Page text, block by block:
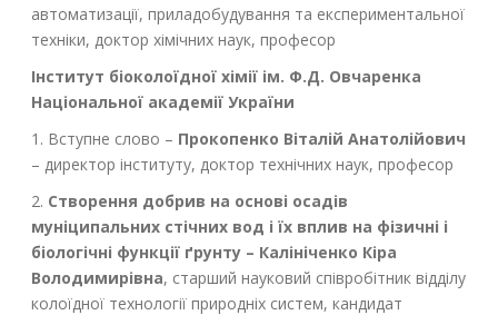
автоматизації, приладобудування та експериментальної
техніки, доктор хімічних наук, професор
Інститут біоколоїдної хімії ім. Ф.Д. Овчаренка
Національної академії України
1. Вступне слово – Прокопенко Віталій Анатолійович
– директор інституту, доктор технічних наук, професор
2. Створення добрив на основі осадів
муніципальних стічних вод і їх вплив на фізичні і
біологічні функції ґрунту – Калініченко Кіра
Володимирівна, старший науковий співробітник відділу
колоїдної технології природніх систем, кандидат